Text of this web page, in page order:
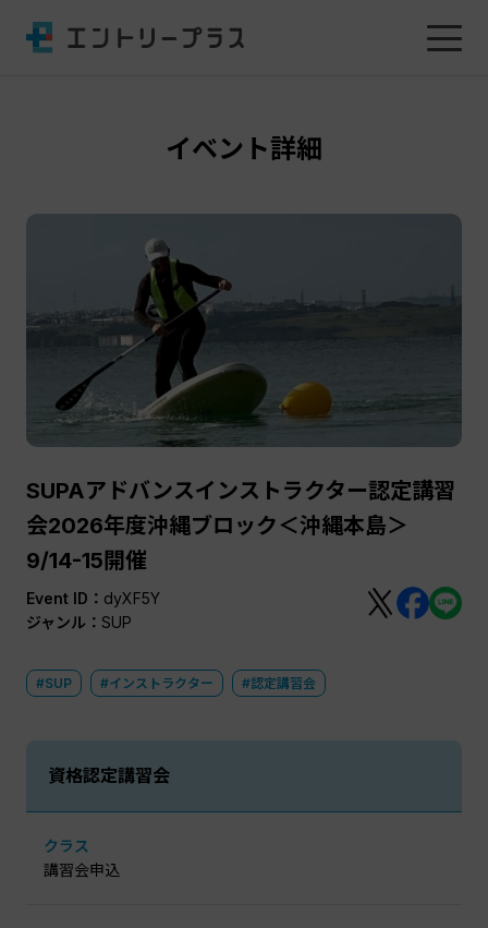
イベント詳細
SUPAアドバンスインストラクター認定講習
会2026年度沖縄ブロック＜沖縄本島＞
9/14-15開催
Event ID： dyXF5Y
ジャンル： SUP
#SUP #インストラクター #認定講習会
資格認定講習会
クラス
講習会申込